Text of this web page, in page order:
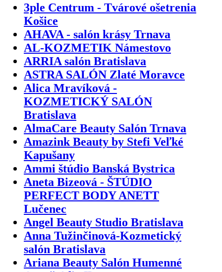
3ple Centrum - Tvárové ošetrenia
Košice
AHAVA - salón krásy Trnava
AL-KOZMETIK Námestovo
ARRIA salón Bratislava
ASTRA SALÓN Zlaté Moravce
Alica Mravíková -
KOZMETICKÝ SALÓN
Bratislava
AlmaCare Beauty Salón Trnava
Amazink Beauty by Stefi Veľké
Kapušany
Ammi štúdio Banská Bystrica
Aneta Bizeová - ŠTÚDIO
PERFECT BODY ANETT
Lučenec
Angel Beauty Studio Bratislava
Anna Tužinčinová-Kozmetický
salón Bratislava
Ariana Beauty Salón Humenné